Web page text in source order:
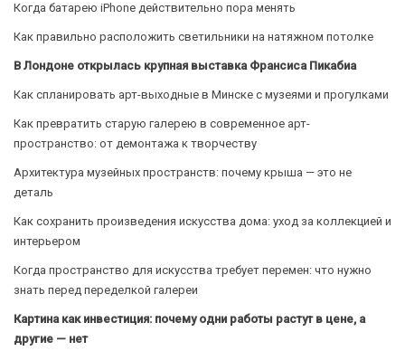
Когда батарею iPhone действительно пора менять
Как правильно расположить светильники на натяжном потолке
В Лондоне открылась крупная выставка Франсиса Пикабиа
Как спланировать арт-выходные в Минске с музеями и прогулками
Как превратить старую галерею в современное арт-
пространство: от демонтажа к творчеству
Архитектура музейных пространств: почему крыша — это не
деталь
Как сохранить произведения искусства дома: уход за коллекцией и
интерьером
Когда пространство для искусства требует перемен: что нужно
знать перед переделкой галереи
Картина как инвестиция: почему одни работы растут в цене, а
другие — нет